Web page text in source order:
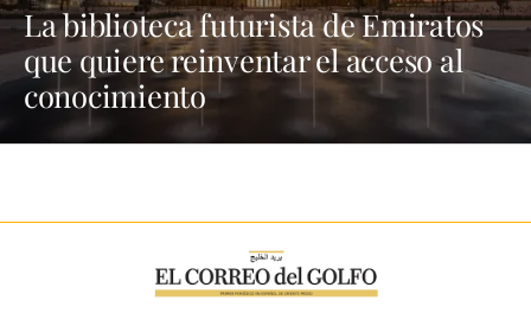
La biblioteca futurista de Emiratos
que quiere reinventar el acceso al
conocimiento